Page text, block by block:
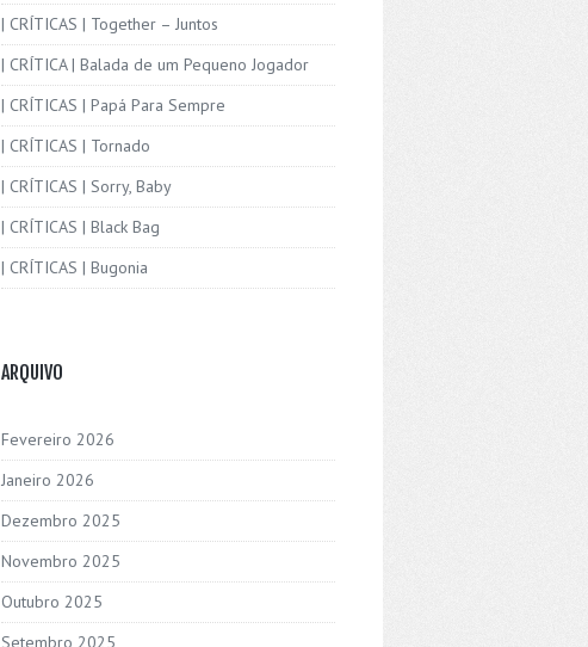
| CRÍTICAS | Together – Juntos
| CRÍTICA | Balada de um Pequeno Jogador
| CRÍTICAS | Papá Para Sempre
| CRÍTICAS | Tornado
| CRÍTICAS | Sorry, Baby
| CRÍTICAS | Black Bag
| CRÍTICAS | Bugonia
ARQUIVO
Fevereiro 2026
Janeiro 2026
Dezembro 2025
Novembro 2025
Outubro 2025
Setembro 2025